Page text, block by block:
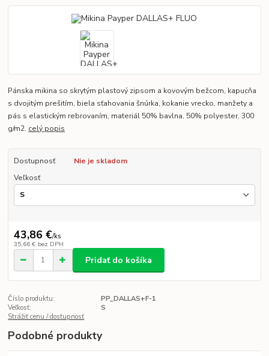
Pánska mikina so skrytým plastový zipsom a kovovým bežcom, kapucňa
s dvojitým prešitím, biela sťahovania šnúrka, kokanie vrecko, manžety a
pás s elastickým rebrovaním, materiál 50% bavlna, 50% polyester, 300
g/m2. celý popis
Dostupnosť
Nie je skladom
Veľkosť
43,86 €/ks
35,66 € bez DPH
Pridať do košíka
Číslo produktu:
PP_DALLAS+F-1
Veľkosť:
S
Strážiť cenu / dostupnosť
Podobné produkty